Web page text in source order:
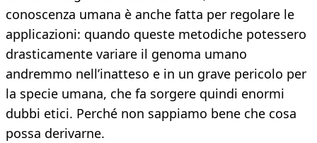
conoscenza umana è anche fatta per regolare le
applicazioni: quando queste metodiche potessero
drasticamente variare il genoma umano
andremmo nell’inatteso e in un grave pericolo per
la specie umana, che fa sorgere quindi enormi
dubbi etici. Perché non sappiamo bene che cosa
possa derivarne.